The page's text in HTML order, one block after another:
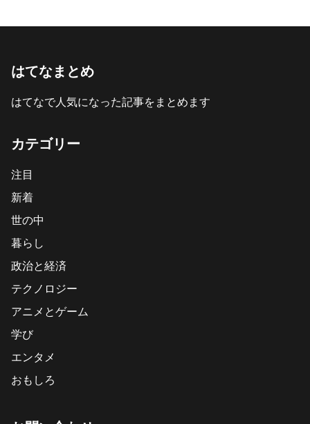
はてなまとめ
はてなで人気になった記事をまとめます
カテゴリー
注目
新着
世の中
暮らし
政治と経済
テクノロジー
アニメとゲーム
学び
エンタメ
おもしろ